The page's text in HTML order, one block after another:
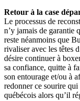
Retour à la case
Le processus de
n’y jamais de garantie
reste néanmoins que
rivaliser avec les têtes
désire continuer à
sa confiance, quitte à
son entourage et/ou à
redonner ce sourire
québécois alors qu’il